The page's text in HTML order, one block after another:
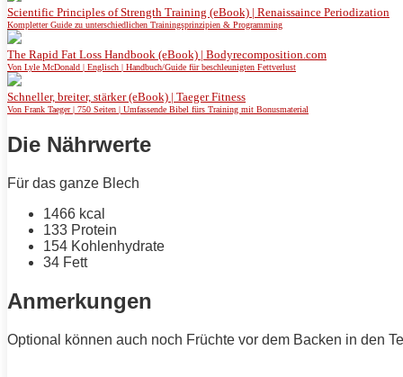
Scientific Principles of Strength Training (eBook) | Renaissaince Periodization
Kompletter Guide zu unterschiedlichen Trainingsprinzipien & Programming
The Rapid Fat Loss Handbook (eBook) | Bodyrecomposition.com
Von Lyle McDonald | Englisch | Handbuch/Guide für beschleunigten Fettverlust
Schneller, breiter, stärker (eBook) | Taeger Fitness
Von Frank Taeger | 750 Seiten | Umfassende Bibel fürs Training mit Bonusmaterial
Die Nährwerte
Für das ganze Blech
1466 kcal
133 Protein
154 Kohlenhydrate
34 Fett
Anmerkungen
Optional können auch noch Früchte vor dem Backen in den